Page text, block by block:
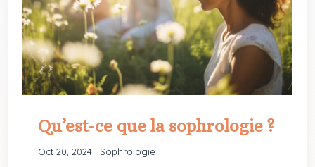
Qu’est-ce que la sophrologie ?
Oct 20, 2024 | Sophrologie